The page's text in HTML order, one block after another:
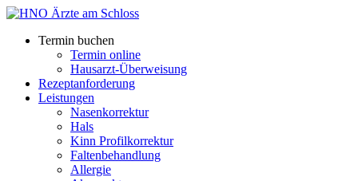
Termin buchen
Termin online
Hausarzt-Überweisung
Rezeptanforderung
Leistungen
Nasenkorrektur
Hals
Kinn Profilkorrektur
Faltenbehandlung
Allergie